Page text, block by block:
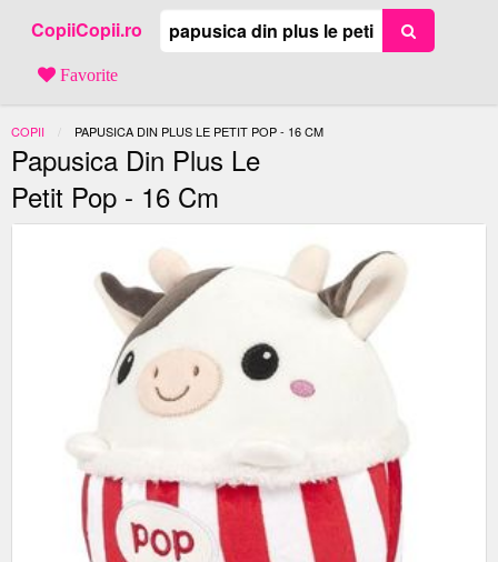
CopiiCopii.ro
Favorite
COPII ACTUAL:
PAPUSICA DIN PLUS LE PETIT POP - 16 CM
Papusica Din Plus Le
Petit Pop - 16 Cm